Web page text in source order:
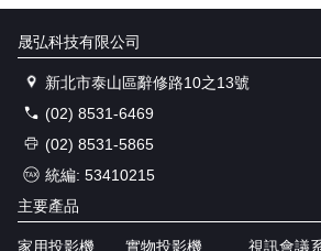
晟弘科技有限公司
新北市泰山區辭修路10之13號
(02) 8531-6469
(02) 8531-5865
統編: 53410215
主要產品
家用投影機 實物投影機 視訊會議